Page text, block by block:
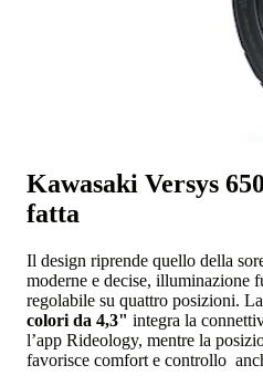
Kawasaki Versys
fatta
Il design riprende quello della
moderne e decise, illuminazione
regolabile su quattro posizioni.
colori da 4,3" integra la
l’app Rideology, mentre la
favorisce comfort e controllo